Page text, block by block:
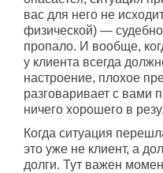
вас для него не
физической) —
пропало. И вообще,
у клиента всегда
настроение, плохое
разговаривает с вами
ничего хорошего в
Когда ситуация
это уже не клиент, а
долги. Тут важен